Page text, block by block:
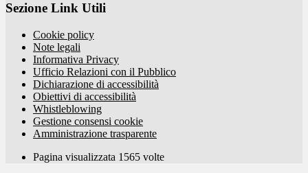
Sezione Link Utili
Cookie policy
Note legali
Informativa Privacy
Ufficio Relazioni con il Pubblico
Dichiarazione di accessibilità
Obiettivi di accessibilità
Whistleblowing
Gestione consensi cookie
Amministrazione trasparente
Pagina visualizzata 1565 volte